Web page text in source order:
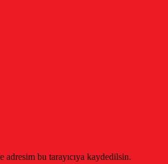
adresim bu tarayıcıya kaydedilsin.